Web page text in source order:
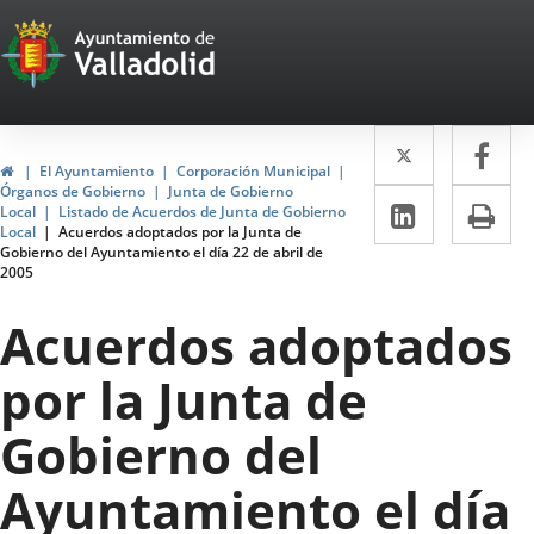
Portal
Web
del
Ayuntamiento
de
Valladolid
HomeEl Ayuntamiento
Corporación Municipal
Órganos de Gobierno
Junta de Gobierno
Local
Listado de Acuerdos de Junta de Gobierno
Local
Acuerdos adoptados por la Junta de
Gobierno del Ayuntamiento el día 22 de abril de
2005
Twitter
Enlace
a
una
a
Linkedin
Enlace
a
externa.
Acuerdos adoptados
por la Junta de
Gobierno del
Ayuntamiento el día